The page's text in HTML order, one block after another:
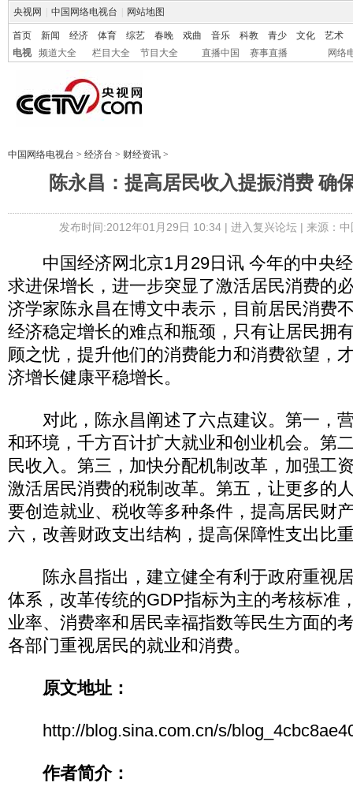
央视网 中国网络电视台 网站地图
首页 新闻 经济 体育 综艺 春晚 戏曲 音乐 科教 青少 文化
艺术
电视
频道大全 栏目大全 节目大全 直播中国 赛事直播 网络
中国网络电视台 > 经济台 > 财经资讯 >
陈永昌：提高居民收入提振消费 确
发布时间:2012年01月29日 10:34 | 进入复兴论坛| 来源：
中国经济网北京1月29日讯 今年的中央经
求进保增长，进一步突显了激活居民消费的
济学家陈永昌在博文中表示，目前居民消费
经济稳定增长的难点和瓶颈，只有让居民拥
顾之忧，提升他们的消费能力和消费欲望，
济增长健康平稳增长。
对此，陈永昌阐述了六点建议。第一，
和环境，千方百计扩大就业和创业机会。第
民收入。第三，加快分配机制改革，加强工
激活居民消费的税制改革。第五，让更多的
要创造就业、税收等多种条件，提高居民财
六，改善财政支出结构，提高保障性支出比
陈永昌指出，建立健全有利于政府重视
体系，改革传统的GDP指标为主的考核标准
业率、消费率和居民幸福指数等民生方面的
各部门重视居民的就业和消费。
原文地址：
http://blog.sina.com.cn/s/
作者简介：